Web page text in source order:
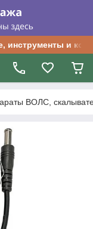
инструменты и
ВОЛС,